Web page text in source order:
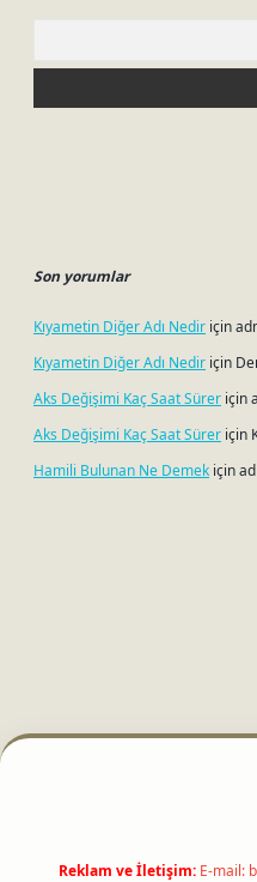
Son yorumlar
Kıyametin Diğer Adı Nedir için
Kıyametin Diğer Adı Nedir için
Aks Değişimi Kaç Saat Sürer için
Aks Değişimi Kaç Saat Sürer için
Hamili Bulunan Ne Demek için
Reklam ve İletişim: E-mail: